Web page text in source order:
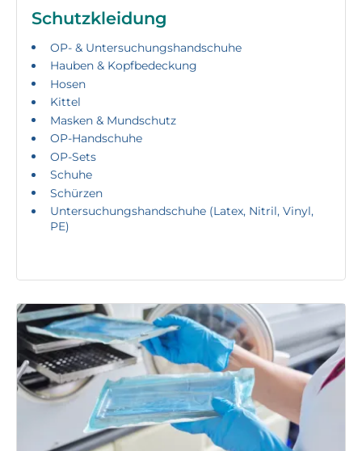
Schutzkleidung
OP- & Untersuchungshandschuhe
Hauben & Kopfbedeckung
Hosen
Kittel
Masken & Mundschutz
OP-Handschuhe
OP-Sets
Schuhe
Schürzen
Untersuchungshandschuhe (Latex, Nitril, Vinyl,
PE)